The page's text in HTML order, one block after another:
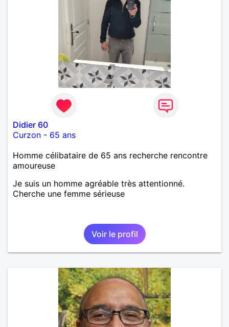
Didier 60
Curzon - 65 ans
Homme célibataire de 65 ans recherche rencontre
amoureuse
Je suis un homme agréable très attentionné.
Cherche une femme sérieuse
Voir le profil